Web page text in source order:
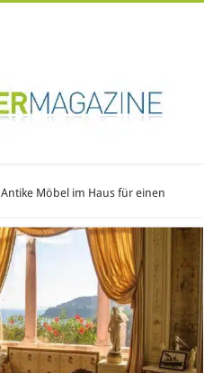
Antike Möbel im Haus für einen